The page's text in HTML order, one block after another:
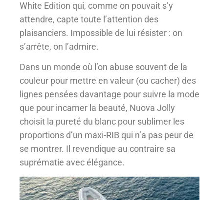
White Edition qui, comme on pouvait s’y
attendre, capte toute l’attention des
plaisanciers. Impossible de lui résister : on
s’arrête, on l’admire.
Dans un monde où l’on abuse souvent de la
couleur pour mettre en valeur (ou cacher) des
lignes pensées davantage pour suivre la mode
que pour incarner la beauté, Nuova Jolly
choisit la pureté du blanc pour sublimer les
proportions d’un maxi-RIB qui n’a pas peur de
se montrer. Il revendique au contraire sa
suprématie avec élégance.